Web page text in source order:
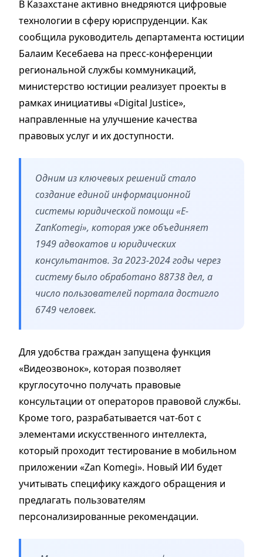
В Казахстане активно внедряются цифровые
технологии в сферу юриспруденции. Как
сообщила руководитель департамента юстиции
Балаим Кесебаева на пресс-конференции
региональной службы коммуникаций,
министерство юстиции реализует проекты в
рамках инициативы «Digital Justice»,
направленные на улучшение качества
правовых услуг и их доступности.
Одним из ключевых решений стало
создание единой информационной
системы юридической помощи «E-
ZanKomegi», которая уже объединяет
1949 адвокатов и юридических
консультантов. За 2023-2024 годы через
систему было обработано 88738 дел, а
число пользователей портала достигло
6749 человек.
Для удобства граждан запущена функция
«Видеозвонок», которая позволяет
круглосуточно получать правовые
консультации от операторов правовой службы.
Кроме того, разрабатывается чат-бот с
элементами искусственного интеллекта,
который проходит тестирование в мобильном
приложении «Zan Komegi». Новый ИИ будет
учитывать специфику каждого обращения и
предлагать пользователям
персонализированные рекомендации.